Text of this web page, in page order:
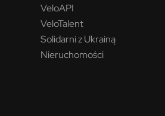
VeloAPI
VeloTalent
Solidarni z Ukrainą
Nieruchomości